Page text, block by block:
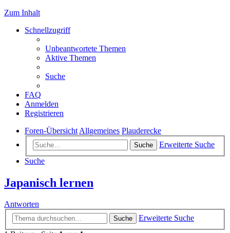
Zum Inhalt
Schnellzugriff
Unbeantwortete Themen
Aktive Themen
Suche
FAQ
Anmelden
Registrieren
Foren-Übersicht Allgemeines Plauderecke
Suche
Erweiterte Suche
Suche
Japanisch lernen
Antworten
Suche
Erweiterte Suche